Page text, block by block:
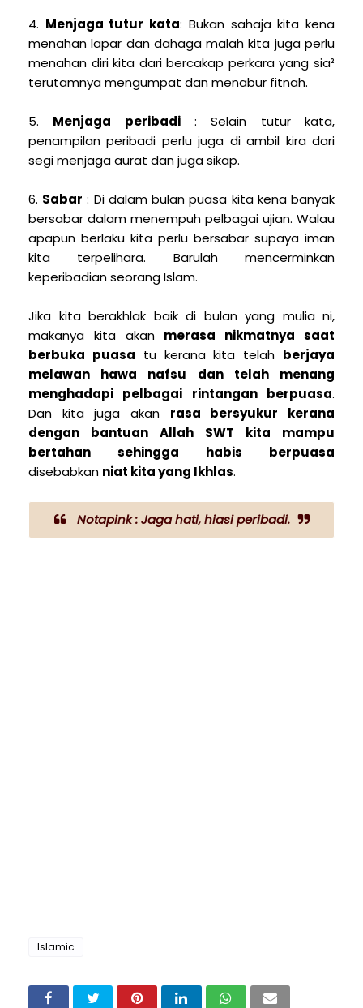
4. Menjaga tutur kata: Bukan sahaja kita kena
menahan lapar dan dahaga malah kita juga perlu
menahan diri kita dari bercakap perkara yang sia²
terutamnya mengumpat dan menabur fitnah.
5. Menjaga peribadi: Selain tutur kata,
penampilan peribadi perlu juga di ambil kira dari
segi menjaga aurat dan juga sikap.
6. Sabar : Di dalam bulan puasa kita kena banyak
bersabar dalam menempuh pelbagai ujian. Walau
apapun berlaku kita perlu bersabar supaya iman
kita terpelihara. Barulah mencerminkan
keperibadian seorang Islam.
Jika kita berakhlak baik di bulan yang mulia ni,
makanya kita akan merasa nikmatnya saat
berbuka puasa tu kerana kita telah berjaya
melawan hawa nafsu dan telah menang
menghadapi pelbagai rintangan berpuasa.
Dan kita juga akan rasa bersyukur kerana
dengan bantuan Allah SWT kita mampu
bertahan sehingga habis berpuasa
disebabkan niat kita yang Ikhlas.
Notapink : Jaga hati, hiasi peribadi.
Islamic